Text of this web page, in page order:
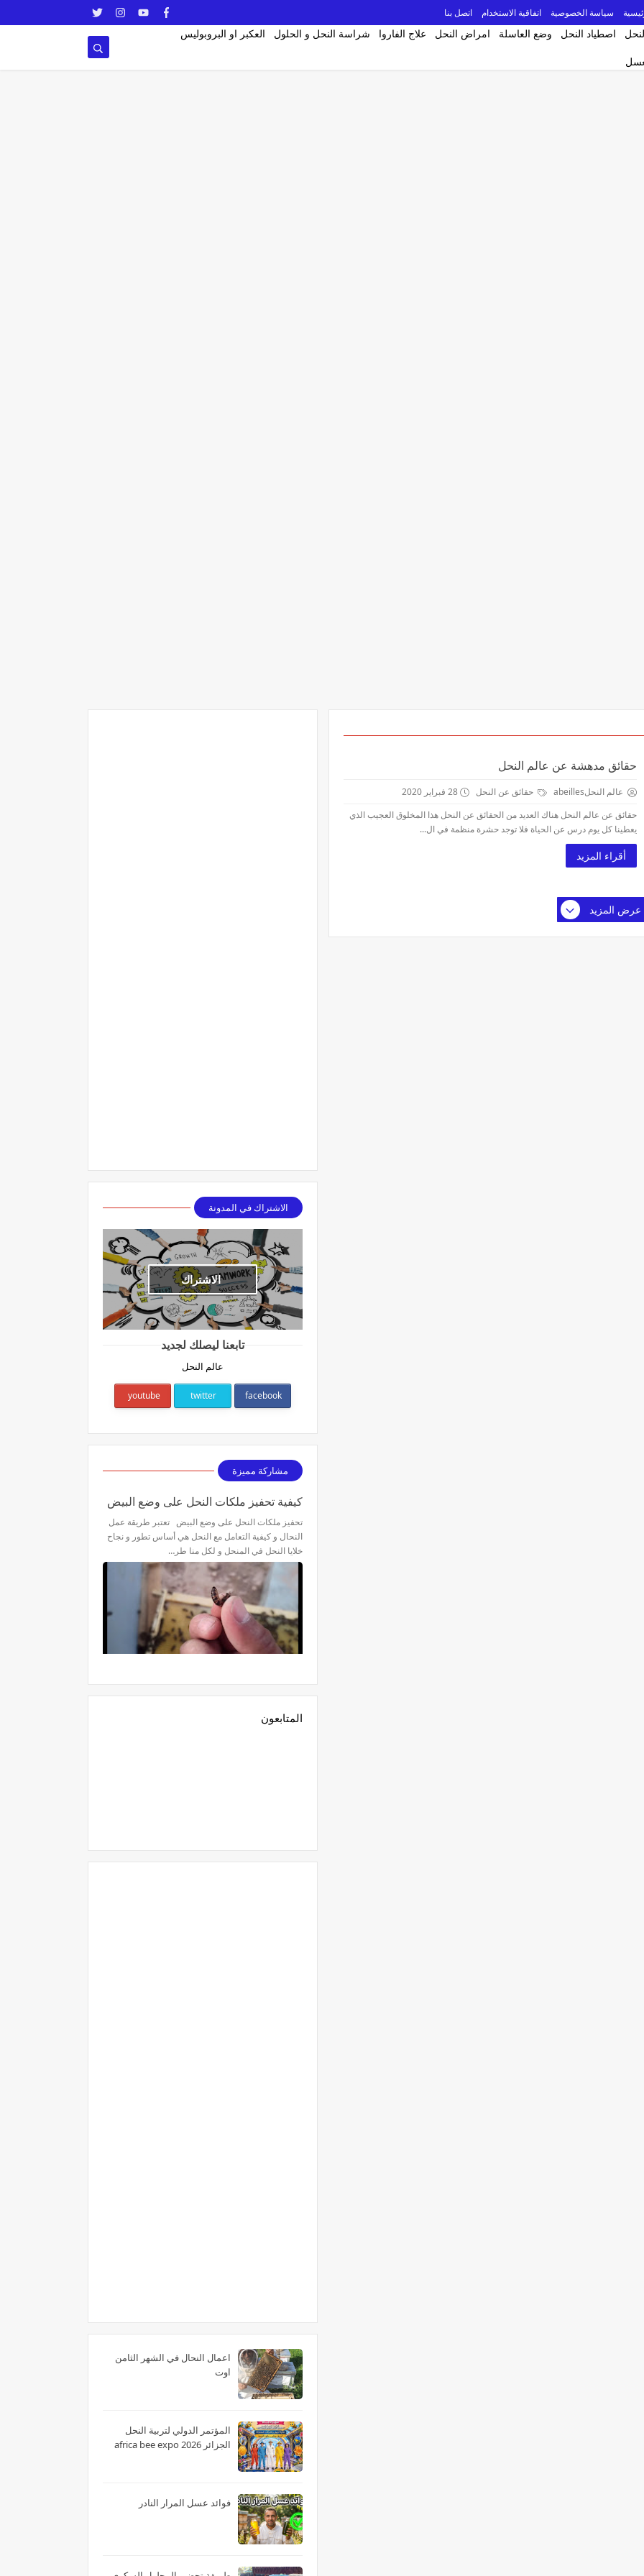
سياسة الخصوصية اتفاقية الاستخدام اتصل بنا
اصطياد النحل وضع العاسلة امراض النحل علاج الفاروا شراسة النحل و الحلول العكبر او البروبوليس
حقائق مدهشة عن عالم النحل
عالم النحلabeilles حقائق عن النحل
28 فبراير 2020
حقائق عن عالم النحل هناك العديد من الحقائق عن النحل هذا المخلوق العجيب الذي
يعطينا كل يوم درس عن الحياة فلا توجد حشرة منظمة في ال...
أقراء المزيد
عرض المزيد
الاشتراك في المدونة
الاشتراك
تابعنا ليصلك لجديد
عالم النحل
facebook
twitter
youtube
مشاركة مميزة
كيفية تحفيز ملكات النحل على وضع البيض
تحفيز ملكات النحل على وضع البيض تعتبر طريقة عمل
النحال و كيفية التعامل مع النحل هي أساس تطور و نجاح
خلايا النحل في المنحل و لكل منا طر…
المتابعون
اعمال النحال في الشهر الثامن
اوت
المؤتمر الدولي لتربية النحل
الجزائر 2026 africa bee expo
فوائد عسل المرار النادر